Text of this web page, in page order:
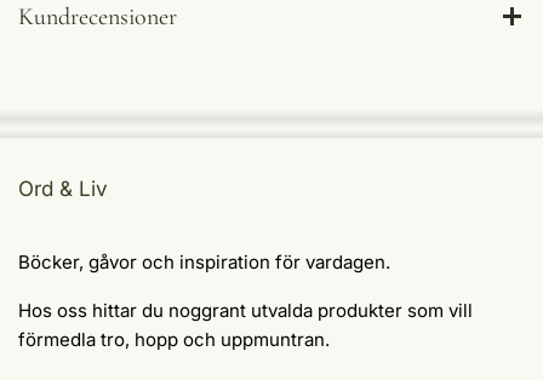
Kundrecensioner
Ord & Liv
Böcker, gåvor och inspiration för vardagen.
Hos oss hittar du noggrant utvalda produkter som vill
förmedla tro, hopp och uppmuntran.